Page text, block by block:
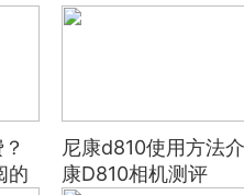
的
尼康d810使用方法
康D810相机测评